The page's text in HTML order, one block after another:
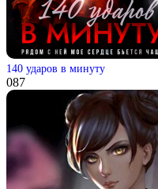
140 ударов в минуту
087